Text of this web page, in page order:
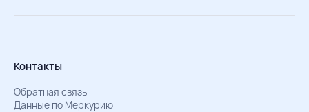
Контакты
Обратная связь
Данные по Меркурию